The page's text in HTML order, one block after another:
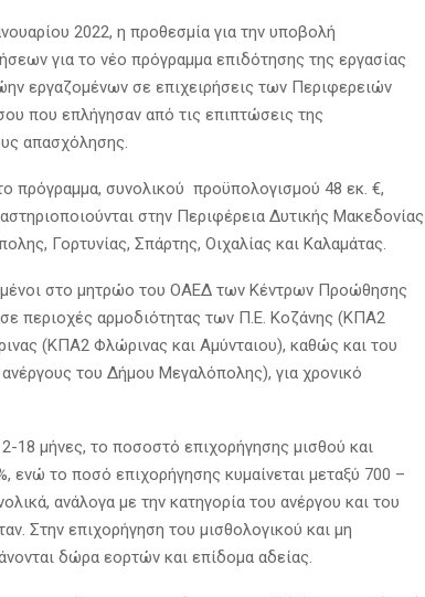
2022, η προθεσμία για την υποβολή
για το νέο πρόγραμμα επιδότησης της εργασίας
εργαζομένων σε επιχειρήσεις των Περιφερειών
που επλήγησαν από τις επιπτώσεις της
απασχόλησης.
πρόγραμμα, συνολικού προϋπολογισμού 48 εκ. €,
στην Περιφέρεια Δυτικής Μακεδονίας
Γορτυνίας, Σπάρτης, Οιχαλίας και Καλαμάτας.
στο μητρώο του ΟΑΕΔ των Κέντρων Προώθησης
περιοχές αρμοδιότητας των Π.Ε. Κοζάνης (ΚΠΑ2
(ΚΠΑ2 Φλώρινας και Αμύνταιου), καθώς και του
του Δήμου Μεγαλόπολης), για χρονικό
18 μήνες, το ποσοστό επιχορήγησης μισθού και
ενώ το ποσό επιχορήγησης κυμαίνεται μεταξύ 700 –
ανάλογα με την κατηγορία του ανέργου και του
Στην επιχορήγηση του μισθολογικού και μη
δώρα εορτών και επίδομα αδείας.